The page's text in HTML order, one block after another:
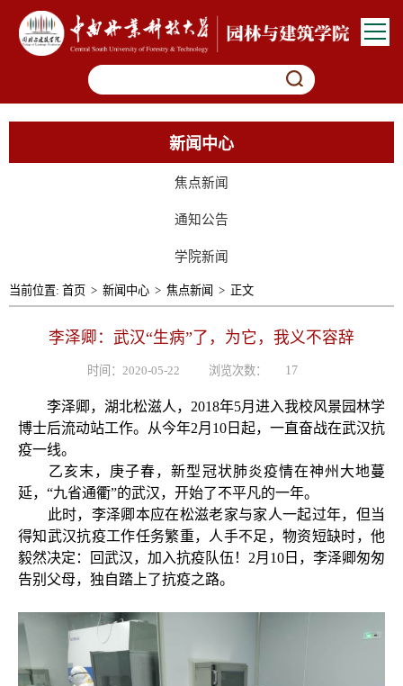
新闻中心
焦点新闻
通知公告
学院新闻
当前位置: 首页 > 新闻中心 > 焦点新闻 > 正文
李泽卿：武汉“生病”了，为它，我义不容辞
时间：2020-05-22 浏览次数： 17
李泽卿，湖北松滋人，2018年5月进入我校风景园林学
博士后流动站工作。从今年2月10日起，一直奋战在武汉抗
疫一线。
乙亥末，庚子春，新型冠状肺炎疫情在神州大地蔓
延，“九省通衢”的武汉，开始了不平凡的一年。
此时，李泽卿本应在松滋老家与家人一起过年，但当
得知武汉抗疫工作任务繁重，人手不足，物资短缺时， 他
毅然决定：回武汉，加入抗疫队伍！ 2月10日，李泽卿匆匆
告别父母，独自踏上了抗疫之路。